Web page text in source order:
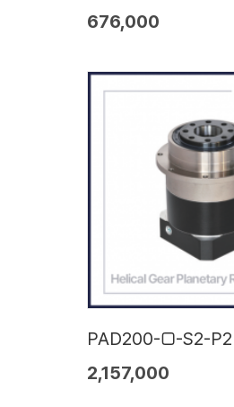
676,000
PAD200-□-S2-P2
2,157,000